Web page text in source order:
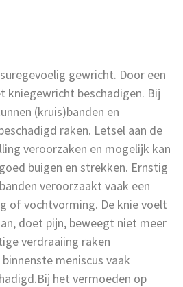
gewricht. Door een
kniegewricht beschadigen. Bij
(kruis)banden en
raken. Letsel aan de
veroorzaken en mogelijk kan
buigen en strekken. Ernstig
veroorzaakt vaak een
of vochtvorming. De knie voelt
doet pijn, beweegt niet meer
verdraaiing raken
meniscus vaak
het vermoeden op